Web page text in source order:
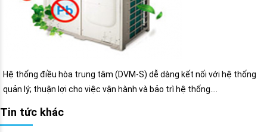
Hệ thống điều hòa trung tâm (DVM-S) dễ dàng kết nối với hệ thống
quản lý; thuận lợi cho việc vận hành và bảo trì hệ thống….
Tin tức khác